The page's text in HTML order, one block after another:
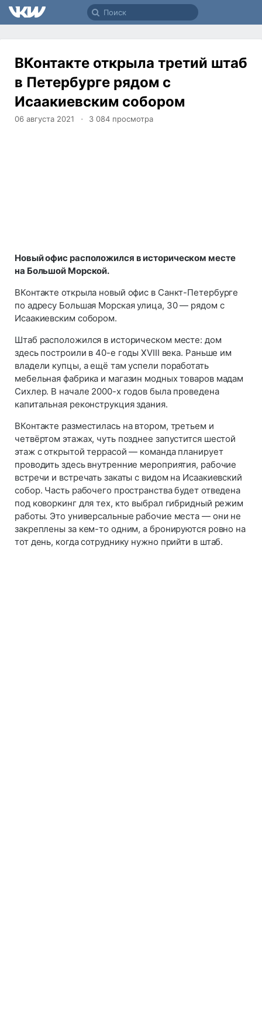
ВКонтакте открыла третий штаб
в Петербурге рядом с
Исаакиевским собором
06 августа 2021 3 084 просмотра
Новый офис расположился в историческом месте
на Большой Морской.
ВКонтакте открыла новый офис в Санкт-Петербурге
по адресу Большая Морская улица, 30 — рядом с
Исаакиевским собором.
Штаб расположился в историческом месте: дом
здесь построили в 40-е годы XVIII века. Раньше им
владели купцы, а ещё там успели поработать
мебельная фабрика и магазин модных товаров мадам
Сихлер. В начале 2000-х годов была проведена
капитальная реконструкция здания.
ВКонтакте разместилась на втором, третьем и
четвёртом этажах, чуть позднее запустится шестой
этаж с открытой террасой — команда планирует
проводить здесь внутренние мероприятия, рабочие
встречи и встречать закаты с видом на Исаакиевский
собор. Часть рабочего пространства будет отведена
под коворкинг для тех, кто выбрал гибридный режим
работы. Это универсальные рабочие места — они не
закреплены за кем-то одним, а бронируются ровно на
тот день, когда сотруднику нужно прийти в штаб.